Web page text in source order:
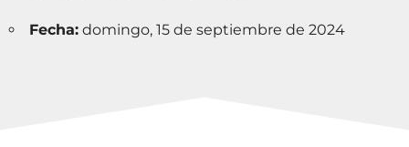
Fecha: domingo, 15 de septiembre de 2024